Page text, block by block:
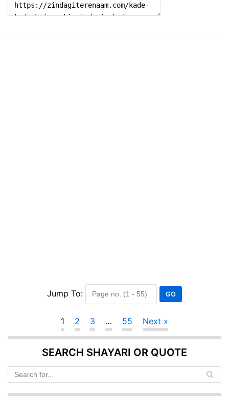
Jump To:
1 2 3 … 55 Next »
SEARCH SHAYARI OR QUOTE